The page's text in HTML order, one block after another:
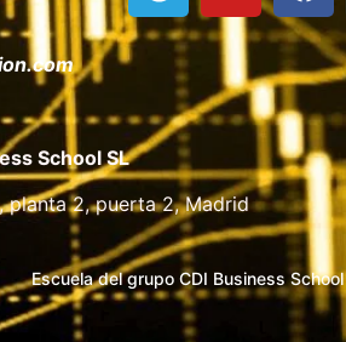
School SL
planta 2, puerta 2, Madrid
Escuela del grupo CDI Business School